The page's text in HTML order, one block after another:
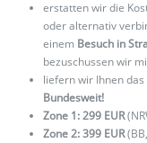
erstatten wir die
oder alternativ
einem Besuch in
bezuschussen wir
liefern wir Ihnen
Bundesweit!
Zone 1: 299 EUR
Zone 2: 399 EUR